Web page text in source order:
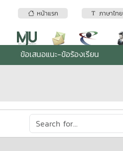
หน้าแรก ภาษาไทย
ข้อเสนอแนะ-ข้อร้องเรียน